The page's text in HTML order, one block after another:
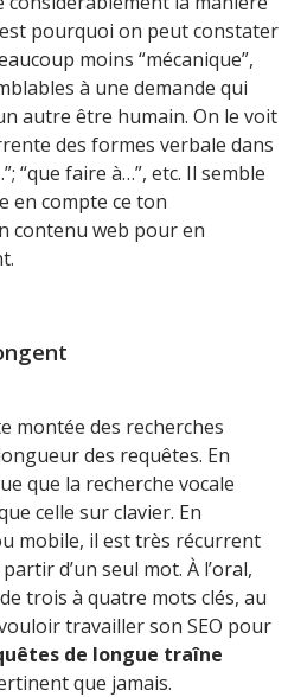
pourquoi on peut constater
moins “mécanique”,
à une demande qui
autre être humain. On le voit
des formes verbale dans
“que faire à…”, etc. Il semble
en compte ce ton
contenu web pour en
montée des recherches
des requêtes. En
que la recherche vocale
celle sur clavier. En
mobile, il est très récurrent
d’un seul mot. À l’oral,
trois à quatre mots clés, au
travailler son SEO pour
de longue traîne
que jamais.